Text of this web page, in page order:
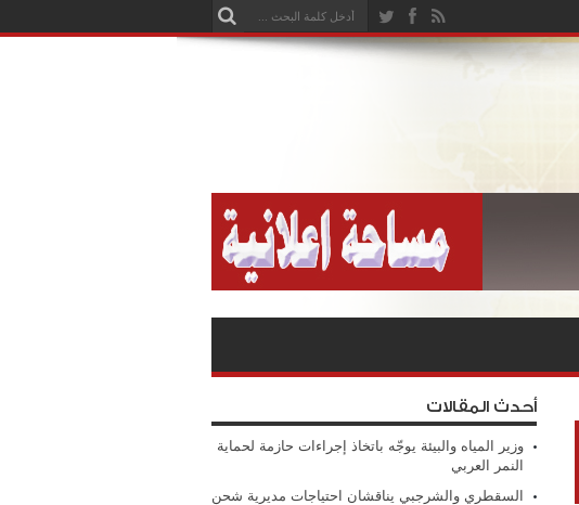
أحدث المقالات
وزير المياه والبيئة يوجّه باتخاذ إجراءات حازمة لحماية
النمر العربي
السقطري والشرجبي يناقشان احتياجات مديرية شحن